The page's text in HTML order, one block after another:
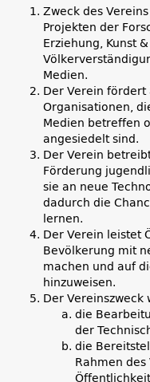
Zweck des
Projekten der
Erziehung, Kunst
Medien.
Der Verein
Organisationen,
Medien betreffen
angesiedelt sind.
Der Verein
Förderung
sie an neue
dadurch die
lernen.
Der Verein leistet
Bevölkerung mit
machen und auf
hinzuweisen.
Der
die
der
die
Rahmen